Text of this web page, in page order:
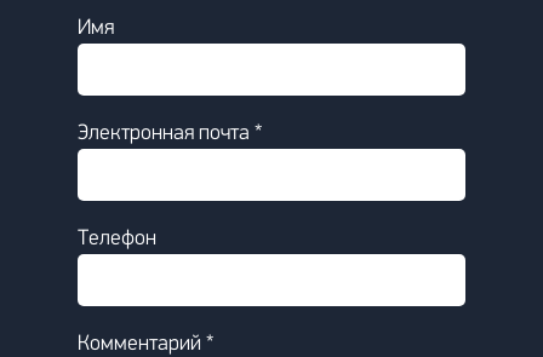
Имя
Электронная почта *
Телефон
Комментарий *